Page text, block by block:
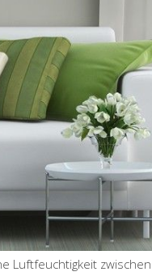
Luftfeuchtigkeit